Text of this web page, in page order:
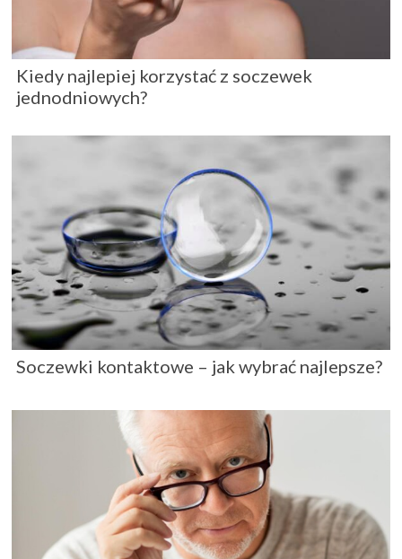
Kiedy najlepiej korzystać z soczewek
jednodniowych?
Soczewki kontaktowe – jak wybrać najlepsze?